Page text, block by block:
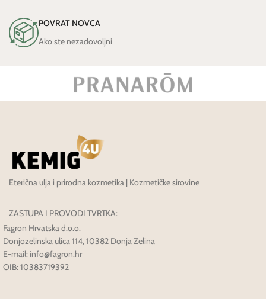
POVRAT NOVCA
Ako ste nezadovoljni
Eterična ulja i prirodna kozmetika | Kozmetičke sirovine
ZASTUPA I PROVODI TVRTKA:
Fagron Hrvatska d.o.o.
Donjozelinska ulica 114, 10382 Donja Zelina
E-mail: info@fagron.hr
OIB: 10383719392